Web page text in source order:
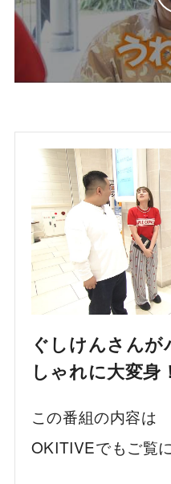
ぐしけんさん
しゃれに大変身！
この番組の内容は
OKITIVEでもご覧